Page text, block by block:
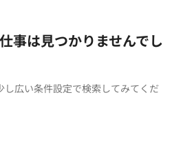
事は見つかりませんでし
広い条件設定で検索してみてくだ